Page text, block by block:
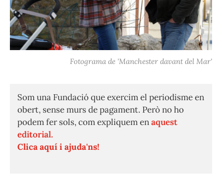
Fotograma de 'Manchester davant del Mar'
Som una Fundació que exercim el periodisme en
obert, sense murs de pagament. Però no ho
podem fer sols, com expliquem enaquest
editorial.
Clica aquí i ajuda'ns!